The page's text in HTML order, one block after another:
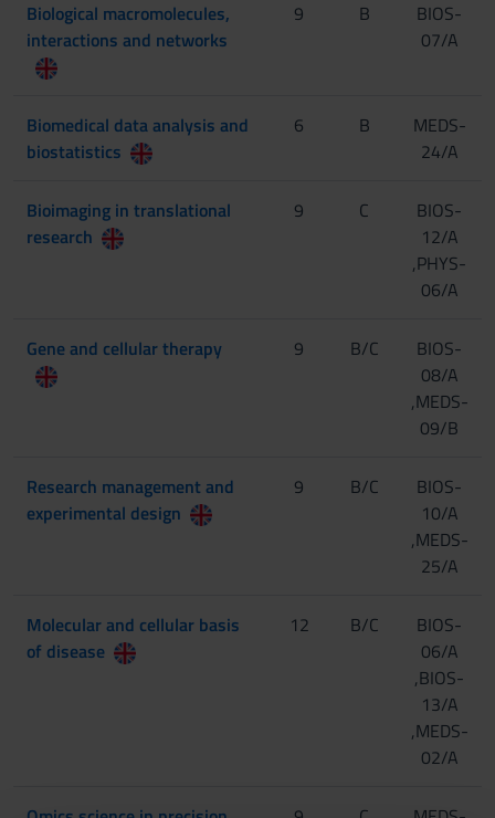
Biological macromolecules,
interactions and networks
9 B
BIOS-
07/A
Biomedical data analysis and
biostatistics
6 B
MEDS-
24/A
Bioimaging in translational
research
9 C
BIOS-
12/A
,PHYS-
06/A
Gene and cellular therapy 9 B/C
BIOS-
08/A
,MEDS-
09/B
Research management and
experimental design
9 B/C
BIOS-
10/A
,MEDS-
25/A
Molecular and cellular basis
of disease
12 B/C
BIOS-
06/A
,BIOS-
13/A
,MEDS-
02/A